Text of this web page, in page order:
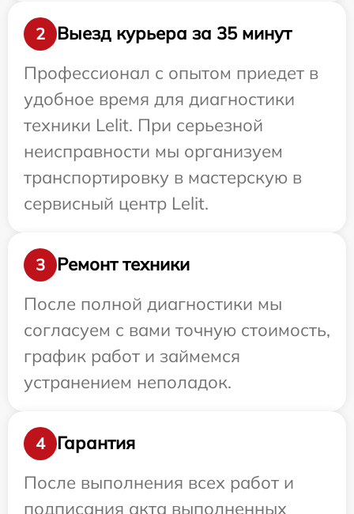
2
Выезд курьера за 35 минут
Профессионал с опытом приедет в
удобное время для диагностики
техники Lelit. При серьезной
неисправности мы организуем
транспортировку в мастерскую в
сервисный центр Lelit.
3
Ремонт техники
После полной диагностики мы
согласуем с вами точную стоимость,
график работ и займемся
устранением неполадок.
4
Гарантия
После выполнения всех работ и
подписания акта выполненных